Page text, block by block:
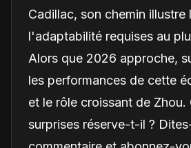
Cadillac, son chemin illustre
l'adaptabilité requises au
Alors que 2026 approche,
les performances de cette
et le rôle croissant de Zhou.
surprises réserve-t-il ?